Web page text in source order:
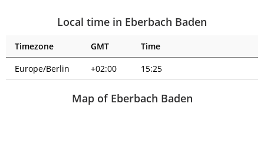
Local time in Eberbach Baden
Timezone GMT
Time
Europe/Berlin
+02:00 15:25
Map of Eberbach Baden